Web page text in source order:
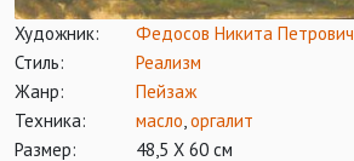
Художник:
Федосов Никита Петрович
Стиль:
Реализм
Жанр:
Пейзаж
Техника:
масло,оргалит
Размер:
48,5 Х 60 см